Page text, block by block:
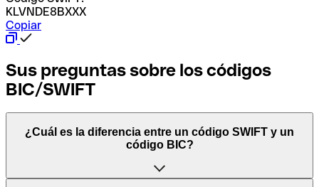
KLVNDE8BXXX
Copiar
Sus preguntas sobre los códigos
BIC/SWIFT
¿Cuál es la diferencia entre un código SWIFT y un
código BIC?